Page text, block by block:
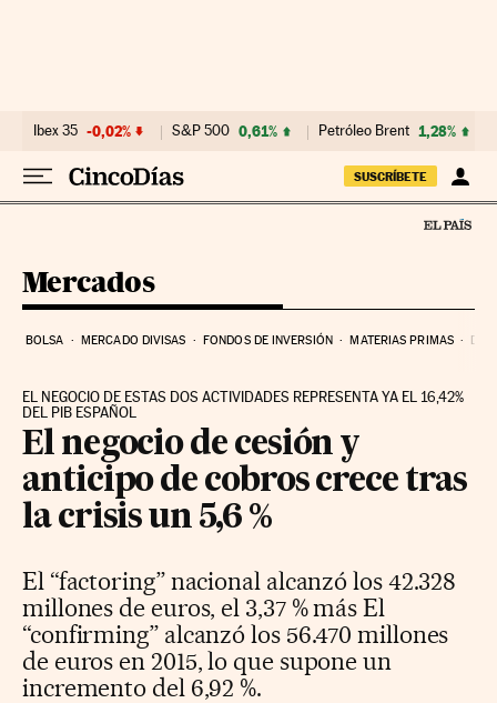
Ibex 35 -0,02% S&P 500 0,61% Petróleo Brent 1,28%
SUSCRÍBETE
Mercados
BOLSA MERCADO DIVISAS FONDOS DE INVERSIÓN MATERIAS PRIMAS
EL NEGOCIO DE ESTAS DOS ACTIVIDADES REPRESENTA YA EL 16,42%
DEL PIB ESPAÑOL
El negocio de cesión y
anticipo de cobros crece tras
la crisis un 5,6 %
El “factoring” nacional alcanzó los 42.328
millones de euros, el 3,37 % más El
“confirming” alcanzó los 56.470 millones
de euros en 2015, lo que supone un
incremento del 6,92 %.